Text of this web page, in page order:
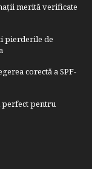
merită verificate
pierderile de
corectă a SPF-
pentru